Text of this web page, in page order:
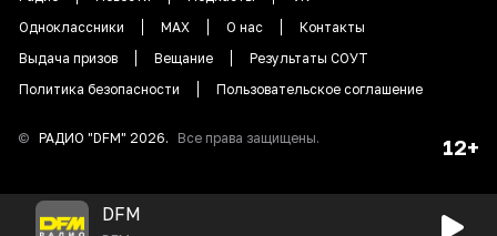
Одноклассники
MAX О нас
Контакты
Выдача призов
Вещание
Результаты СОУТ
Политика безопасности
Пользовательское соглашение
© РАДИО "DFM" 2026. Все права защищены. 12+
DFM